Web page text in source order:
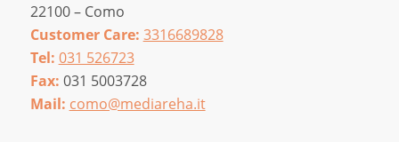
22100 – Como
Customer Care: 3316689828
Tel: 031 526723
Fax: 031 5003728
Mail: como@mediareha.it